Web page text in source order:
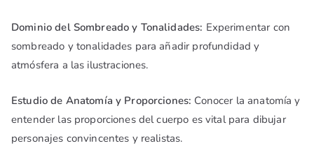
Dominio del Sombreado y Tonalidades: Experimentar con
sombreado y tonalidades para añadir profundidad y
atmósfera a las ilustraciones.
Estudio de Anatomía y Proporciones: Conocer la anatomía y
entender las proporciones del cuerpo es vital para dibujar
personajes convincentes y realistas.